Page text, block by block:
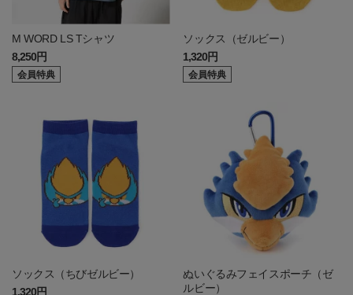
M WORD LS Tシャツ
8,250円
会員特典
ソックス（ゼルビー）
1,320円
会員特典
ソックス（ちびゼルビー）
1,320円
ぬいぐるみフェイスポーチ（ゼ
ルビー）